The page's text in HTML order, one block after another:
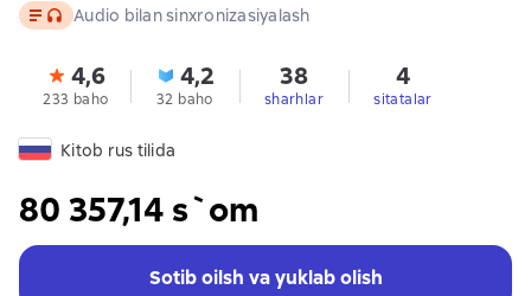
Matn, audio format mavjud
Audio bilan sinxronizasiyalash
4,6
233 baho
4,2
32 baho
38
sharhlar
4
sitatalar
Kitob rus tilida
80 357,14 s`om
Sotib oilsh va yuklab olish